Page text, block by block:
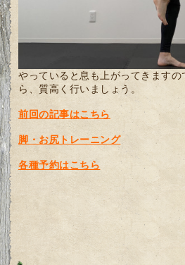
やっていると息も上がってきます
ら、質高く行いましょう。
前回の記事はこちら
脚・お尻トレーニング
各種予約はこちら